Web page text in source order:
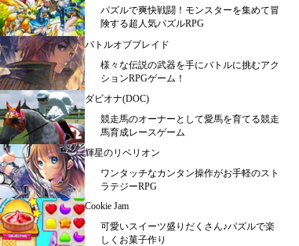
パズルで爽快戦闘！モンスターを集めて冒
険する超人気パズルRPG
バトルオブブレイド
様々な伝説の武器を手にバトルに挑むアク
ションRPGゲーム！
ダビオナ(DOC)
競走馬のオーナーとして愛馬を育てる競走
馬育成レースゲーム
輝星のリベリオン
ワンタッチなカンタン操作がお手軽のスト
ラテジーRPG
Cookie Jam
可愛いスイーツ盛りだくさん♪パズルで楽
しくお菓子作り